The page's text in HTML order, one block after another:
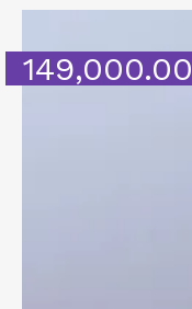
149,000.00